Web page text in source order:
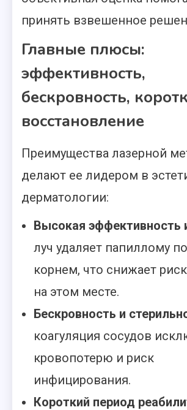
принять взвешенное
Главные плюсы:
эффективность,
бескровность,
восстановление
Преимущества лазерной
делают ее лидером в
дерматологии:
Высокая эффективность
луч удаляет папиллому
корнем, что снижает
на этом месте.
Бескровность и
коагуляция сосудов
кровопотерю и риск
инфицирования.
Короткий период